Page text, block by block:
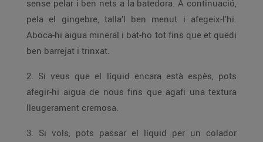
sense pelar i ben nets a la batedora. A continuació,
pela el gingebre, talla’l ben menut i afegeix-l’hi.
Aboca-hi aigua mineral i bat-ho tot fins que et quedi
ben barrejat i trinxat.
2. Si veus que el líquid encara està espès, pots
afegir-hi aigua de nous fins que agafi una textura
lleugerament cremosa.
3. Si vols, pots passar el líquid per un colador